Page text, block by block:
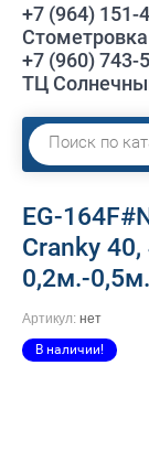
+7 (964) 151-
Стометровка
+7 (960) 743-
ТЦ
EG-
Cranky
0,2м.-
Артикул: нет
В наличии!